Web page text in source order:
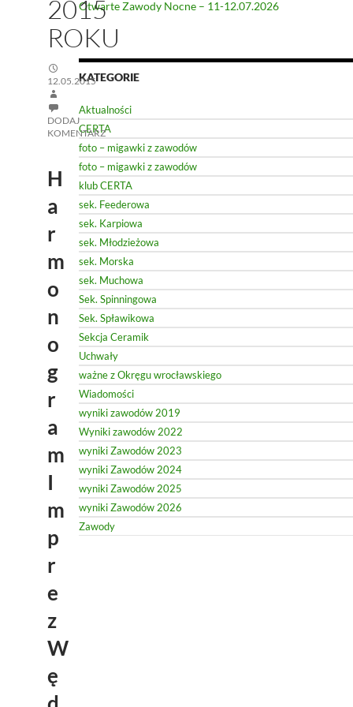
2015
ROKU
12.05.2015
DODAJ
KOMENTARZ
H
a
r
m
o
n
o
g
r
a
m
I
m
p
r
e
z
W
ę
Otwarte Zawody Nocne – 11-12.07.2026
KATEGORIE
Aktualności
CERTA
foto – migawki z zawodów
foto – migawki z zawodów
klub CERTA
sek. Feederowa
sek. Karpiowa
sek. Młodzieżowa
sek. Morska
sek. Muchowa
Sek. Spinningowa
Sek. Spławikowa
Sekcja Ceramik
Uchwały
ważne z Okręgu wrocławskiego
Wiadomości
wyniki zawodów 2019
Wyniki zawodów 2022
wyniki Zawodów 2023
wyniki Zawodów 2024
wyniki Zawodów 2025
wyniki Zawodów 2026
Zawody